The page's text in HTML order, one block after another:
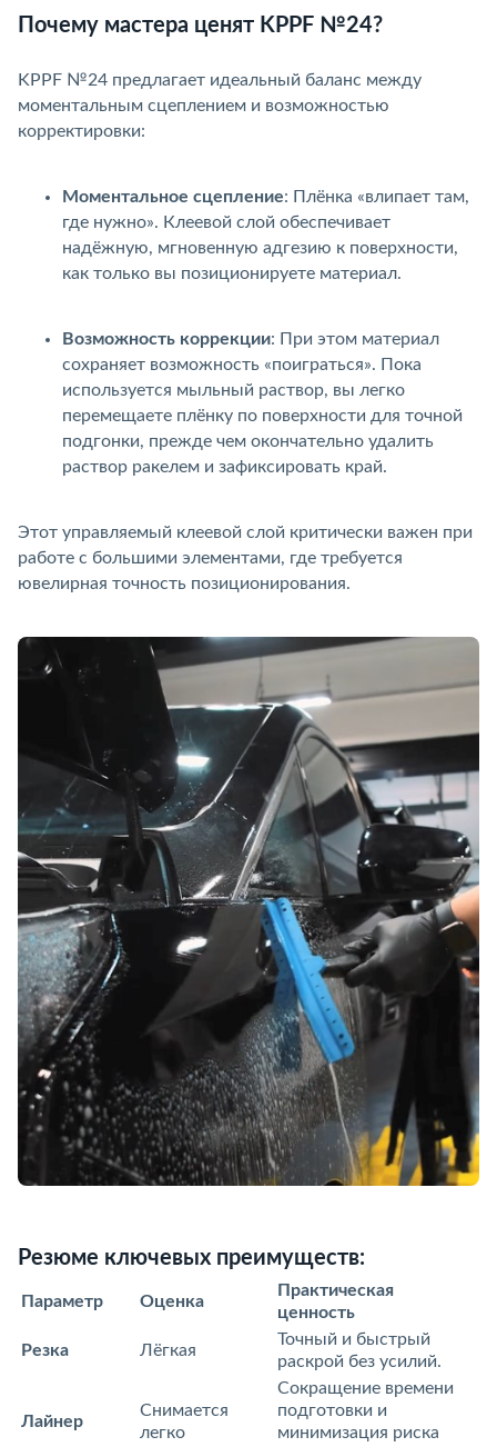
Почему мастера ценят KPPF №24?
KPPF №24 предлагает идеальный баланс между
моментальным сцеплением и возможностью
корректировки:
Моментальное сцепление: Плёнка «влипает там,
де нужно». Клеевой слой обеспечивает
надёжную, мгновенную адгезию к поверхности,
как только вы позиционируете материал.
Возможность коррекции: При этом материал
сохраняет возможность «поиграться». Пока
используется мыльный раствор, вы легко
перемещаете плёнку по поверхности для точной
подгонки, прежде чем окончательно удалить
раствор ракелем и зафиксировать край.
Этот управляемый клеевой слой критически важен при
работе с большими элементами, где требуется
ювелирная точность позиционирования.
Резюме ключевых преимуществ:
Параметр Оценка
Практическая
ценность
Резка Лёгкая
Точный и быстрый
раскрой без усилий.
Лайнер
Снимается
легко
Сокращение времени
подготовки и
минимизация риска